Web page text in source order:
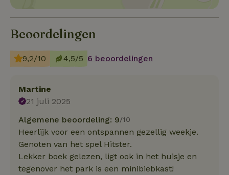
Beoordelingen
9,2/10 4,5/5 6 beoordelingen
Martine
21 juli 2025
Algemene beoordeling: 9/10
Heerlijk voor een ontspannen gezellig weekje.
Genoten van het spel Hitster.
Lekker boek gelezen, ligt ook in het huisje en
tegenover het park is een minibiebkast!